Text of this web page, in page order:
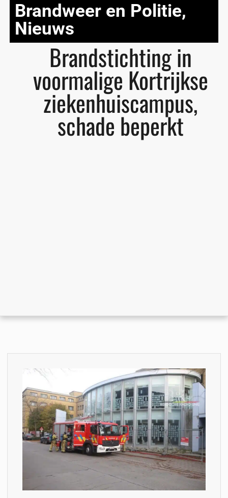
Brandweer en Politie,
Nieuws
Brandstichting in
voormalige Kortrijkse
ziekenhuiscampus,
schade beperkt